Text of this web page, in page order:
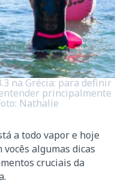
na Grécia: para definir
principalmente
Nathalie
a todo vapor e hoje
algumas dicas
cruciais da